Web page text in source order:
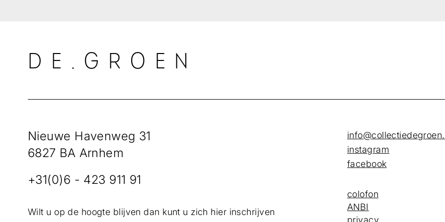
DE.GROEN
Nieuwe Havenweg 31
6827 BA Arnhem
+31(0)6 - 423 911 91
Wilt u op de hoogte blijven dan kunt u zich hier inschrijven
instagram
facebook
colofon
ANBI
privacy